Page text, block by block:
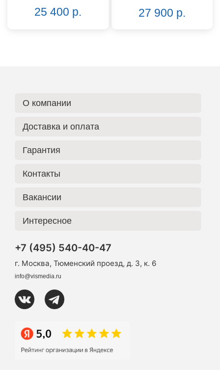
25 400 р. 27 900 р.
О компании
Доставка и оплата
Гарантия
Контакты
Вакансии
Интересное
+7 (495) 540-40-47
г. Москва, Тюменский проезд, д. 3, к. 6
info@vismedia.ru